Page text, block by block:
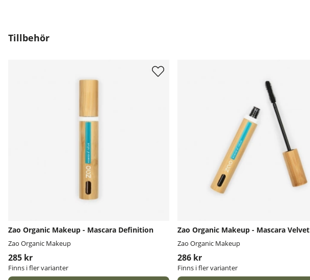
Tillbehör
Zao Organic Makeup - Mascara Definition
Zao Organic Makeup
285 kr
Finns i fler varianter
Zao Organic Makeup - Mascara Velvet
Zao Organic Makeup
286 kr
Finns i fler varianter